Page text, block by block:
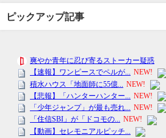
ピックアップ記事